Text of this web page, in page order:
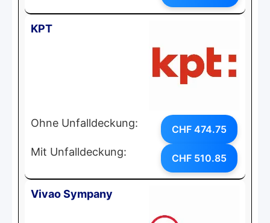
KPT
Ohne Unfalldeckung: CHF 474.75
Mit Unfalldeckung: CHF 510.85
Vivao Sympany